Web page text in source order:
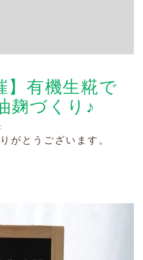
】有機生糀で
麹づくり♪
がとうございます。